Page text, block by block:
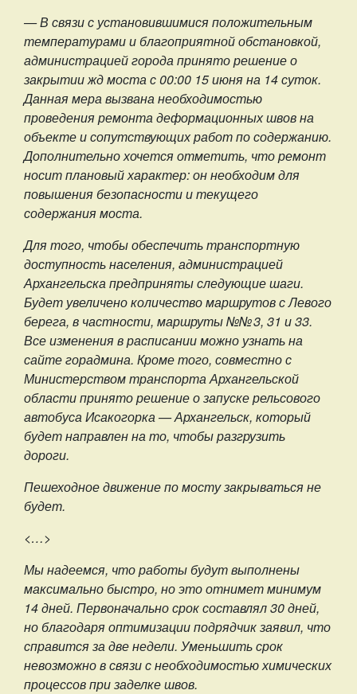
—В связис установившимися положительным
температурами и благоприятной обстановкой,
администрацией города принято решение о
закрытии жд моста с 00:00 15 июня на 14 суток.
Данная мера вызвана необходимостью
проведения ремонта деформационных швов на
объекте и сопутствующих работ по содержанию.
Дополнительно хочется отметить, что ремонт
носит плановый характер: он необходим для
повышения безопасности и текущего
содержания моста.
Для того, чтобы обеспечить транспортную
доступность населения, администрацией
Архангельска предприняты следующие шаги.
Будет увеличено количество маршрутов с Левого
берега, в частности, маршруты №№ 3, 31 и 33.
Все изменения в расписании можно узнать на
сайте горадмина. Кроме того, совместно с
Министерством транспорта Архангельской
области принято решение о запуске рельсового
автобуса Исакогорка — Архангельск, который
будет направлен на то, чтобы разгрузить
дороги.
Пешеходное движение по мосту закрываться не
будет.
<…>
Мы надеемся, что работы будут выполнены
максимально быстро, но это отнимет минимум
14 дней. Первоначально срок составлял 30 дней,
но благодаря оптимизации подрядчик заявил, что
справится за две недели. Уменьшить срок
невозможно в связи с необходимостью химических
процессов при заделке швов.